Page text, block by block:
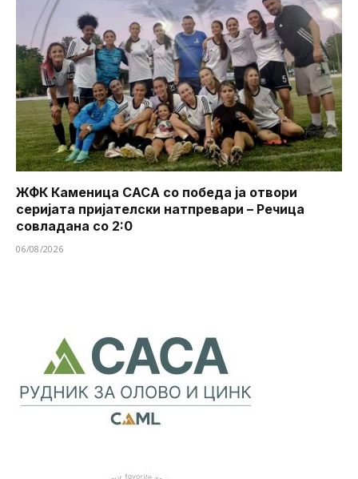
ЖФК Каменица САСА со победа ја отвори
серијата пријателски натпревари – Речица
совладана со 2:0
06/08/2026